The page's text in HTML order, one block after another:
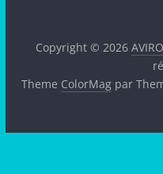
Copyright © 2026
Theme ColorMag par